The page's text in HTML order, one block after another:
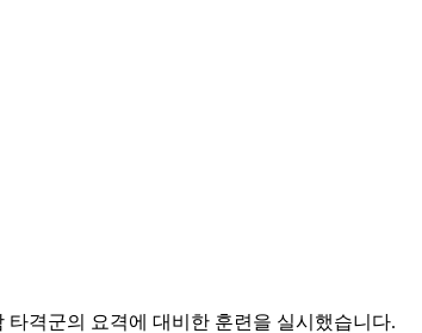
격군의 요격에 대비한 훈련을 실시했습니다.